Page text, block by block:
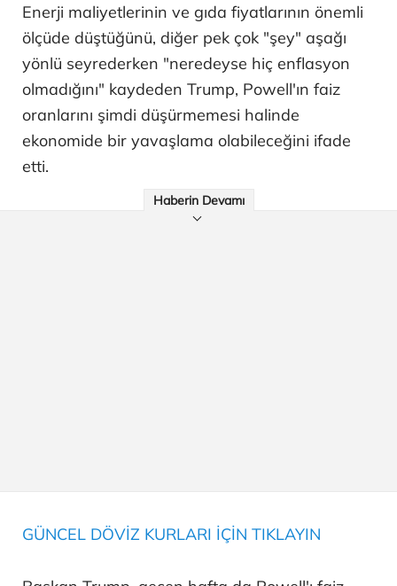
Enerji maliyetlerinin ve gıda fiyatlarının önemli
ölçüde düştüğünü, diğer pek çok "şey" aşağı
yönlü seyrederken "neredeyse hiç enflasyon
olmadığını" kaydeden Trump, Powell'ın faiz
oranlarını şimdi düşürmemesi halinde
ekonomide bir yavaşlama olabileceğini ifade
etti.
Haberin Devamı
GÜNCEL DÖVİZ KURLARI İÇİN TIKLAYIN